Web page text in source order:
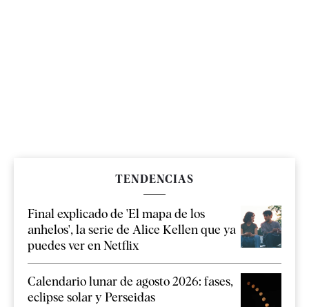
TENDENCIAS
Final explicado de 'El mapa de los
anhelos', la serie de Alice Kellen que ya
puedes ver en Netflix
Calendario lunar de agosto 2026: fases,
eclipse solar y Perseidas